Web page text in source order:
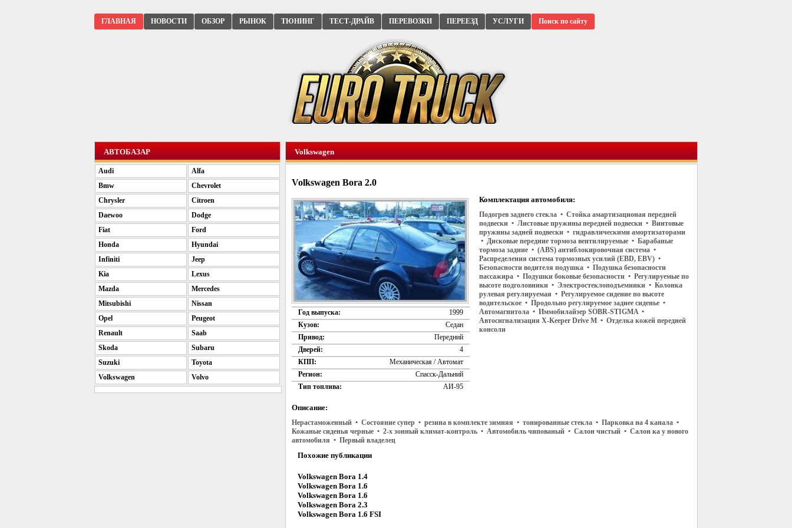
ГЛАВНАЯ НОВОСТИ ОБЗОР РЫНОК ТЮНИНГ ТЕСТ-ДРАЙВ ПЕРЕВОЗКИ ПЕРЕЕЗД УСЛУГИ Поиск по сайту
Volkswagen
Volkswagen Bora 2.0
Год выпуска:
1999
Кузов:
Седан
Привод:
Передний
Дверей:
4
КПП:
Механическая / Автомат
Регион:
Спасск-Дальний
Тип топлива:
АИ-95
Комплектация автомобиля:
Подогрев заднего стекла • Стойка амартизационая передней
подвески • Листовые пружины передней подвески • Винтовые
пружины задней подвески • гидравлическими амортизаторами
• Дисковые передние тормоза вентилируемые • Барабаные
тормоза задние • (ABS) антиблокировочная система •
Распределения система тормозных усилий (EBD, EBV) •
Безопасности водителя подушка • Подушка безопасности
пассажира • Подушки боковые безопасности • Регулируемые по
высоте подголовники • Электростеклоподъемники • Колонка
рулевая регулируемая • Регулируемое сидение по высоте
водительское • Продольно регулируемое заднее сиденье •
Автомагнитола • Иммобилайзер SOBR-STIGMA •
Автосигнализация X-Keeper Drive M • Отделка кожей передней
консоли
Описание:
Нерастаможенный • Состояние супер • резина в комплекте зимняя • тонированные стекла • Парковка на 4 канала •
Кожаные сиденья черные • 2-х зонный климат-контроль • Автомобиль чипованый • Салон чистый • Салон ка у нового
автомобиля • Первый владелец
Похожие публикации
Volkswagen Bora 1.4
Volkswagen Bora 1.6
Volkswagen Bora 1.6
Volkswagen Bora 2.3
Volkswagen Bora 1.6 FSI
АВТОБАЗАР
Audi
Alfa
Bmw
Chevrolet
Chrysler
Citroen
Daewoo
Dodge
Fiat
Ford
Honda
Hyundai
Infiniti
Jeep
Kia
Lexus
Mazda
Mercedes
Mitsubishi
Nissan
Opel
Peugeot
Renault
Saab
Skoda
Subaru
Suzuki
Toyota
Volkswagen
Volvo